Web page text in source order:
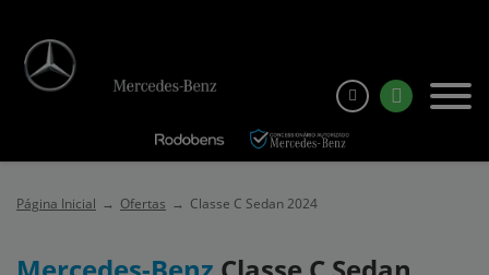
Página Inicial Ofertas Classe C Sedan 2024